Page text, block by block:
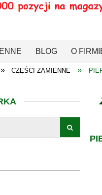
BLOG O
» CZĘŚCI ZAMIENNE »